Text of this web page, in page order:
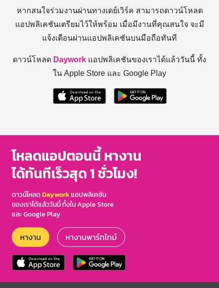
หากสนใจร่วมงานผ่านทางเดย์เวิร์ค สามารถดาวน์โหลด
แอปพลิเคชันเตรียมไว้ให้พร้อม เมื่อมีงานที่คุณสนใจ จะมี
แจ้งเตือนผ่านแอปพลิเคชันบนมือถือทันที
ดาวน์โหลด Daywork แอปพลิเคชันของเราได้แล้ววันนี้ ทั้ง
ใน Apple Store และ Google Play
โหลดแอปตอนนี้ หางาน
ได้ทันทีเร็วสุด 1 ชั่วโมง!
ดาวน์โหลดDayworkแอปพลิเคชัน
ของเราได้แล้ววันนี้ ทั้งใน Apple Store
และ Google Play
หางาน หางานพาร์ทไทม์